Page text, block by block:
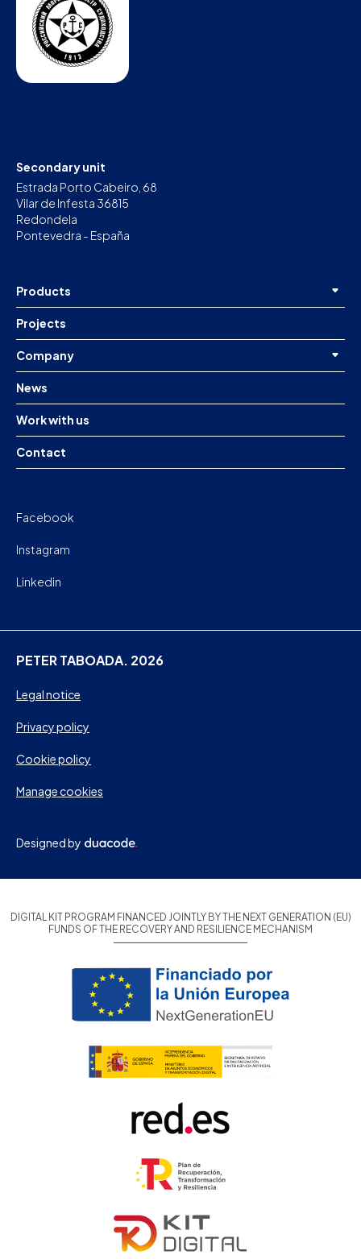
Secondary unit
Estrada Porto Cabeiro, 68
Vilar de Infesta 36815
Redondela
Pontevedra - España
Products
Projects
Company
News
Work with us
Contact
Facebook
Instagram
Linkedin
PETER TABOADA. 2026
Legal notice
Privacy policy
Cookie policy
Manage cookies
Designed by
DIGITAL KIT PROGRAM FINANCED JOINTLY BY THE NEXT GENERATION (EU)
FUNDS OF THE RECOVERY AND RESILIENCE MECHANISM